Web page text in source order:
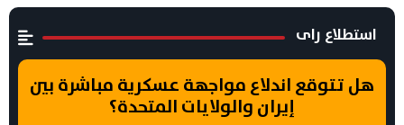
استطلاع راى
هل تتوقع اندلاع مواجهة عسكرية مباشرة بين
إيران والولايات المتحدة؟